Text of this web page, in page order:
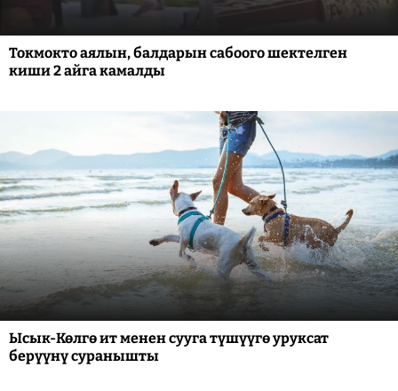
Токмокто аялын, балдарын сабоого шектелген
киши 2 айга камалды
Ысык-Көлгө ит менен сууга түшүүгө уруксат
берүүнү суранышты